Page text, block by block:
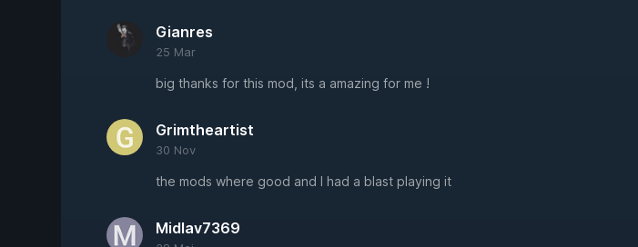
Gianres
25 Mar
big thanks for this mod, its a amazing for me !
Grimtheartist
30 Nov
the mods where good and I had a blast playing it
Midlav7369